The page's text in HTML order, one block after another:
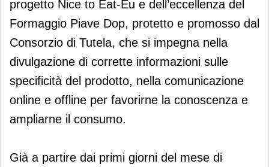
progetto Nice to Eat-Eu e dell’eccellenza del
Formaggio Piave Dop, protetto e promosso dal
Consorzio di Tutela, che si impegna nella
divulgazione di corrette informazioni sulle
specificità del prodotto, nella comunicazione
online e offline per favorirne la conoscenza e
ampliarne il consumo.
Già a partire dai primi giorni del mese di